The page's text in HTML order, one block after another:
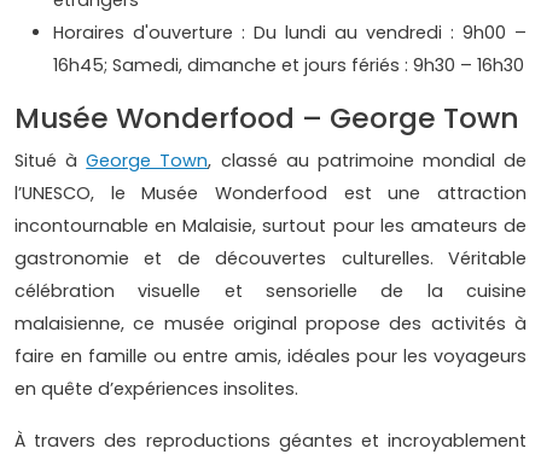
Horaires d'ouverture : Du lundi au vendredi : 9h00 –
16h45; Samedi, dimanche et jours fériés : 9h30 – 16h30
Musée Wonderfood – George Town
Situé àGeorge Town, classé au patrimoine mondial de
l’UNESCO, le Musée Wonderfood est une attraction
incontournable en Malaisie, surtout pour les amateurs de
gastronomie et de découvertes culturelles. Véritable
célébration visuelle et sensorielle de la cuisine
malaisienne, ce musée original propose des activités à
faire en famille ou entre amis, idéales pour les voyageurs
en quête d’expériences insolites.
À travers des reproductions géantes et incroyablement